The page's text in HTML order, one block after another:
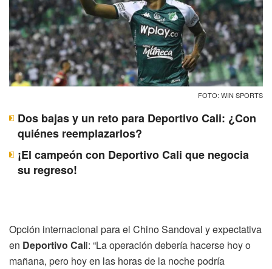
FOTO: WIN SPORTS
Dos bajas y un reto para Deportivo Cali: ¿Con
quiénes reemplazarlos?
¡El campeón con Deportivo Cali que negocia
su regreso!
Opción internacional para el Chino Sandoval y expectativa
en Deportivo Cali: “La operación debería hacerse hoy o
mañana, pero hoy en las horas de la noche podría